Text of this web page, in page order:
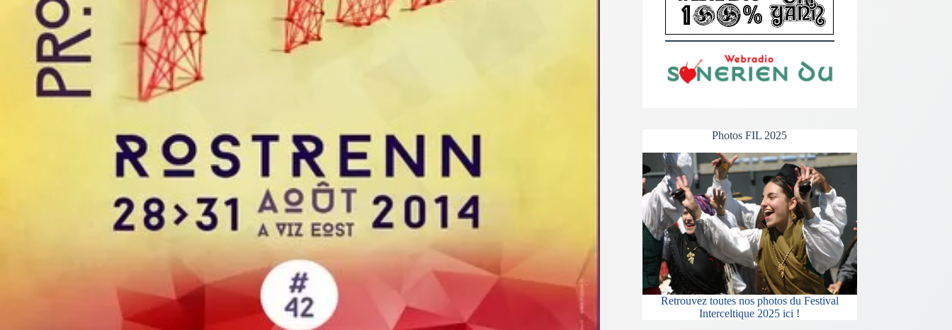
Photos FIL 2025
Retrouvez toutes nos photos du Festival
Interceltique 2025 ici !